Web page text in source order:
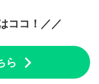
ココ！／／
ら